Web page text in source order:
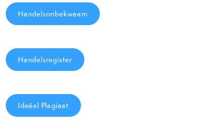
Handelsonbekwaam
Handelsregister
Ideëel Plagiaat